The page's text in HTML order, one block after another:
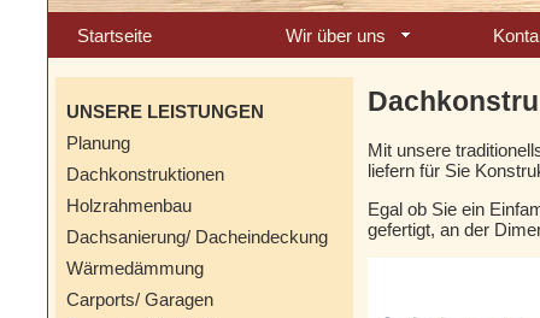
Startseite Wir über uns
Mit unsere
liefern für Sie
Egal ob Sie ein
gefertigt, an der
UNSERE LEISTUNGEN
Planung
Dachkonstruktionen
Holzrahmenbau
Dachsanierung/ Dacheindeckung
Wärmedämmung
Carports/ Garagen